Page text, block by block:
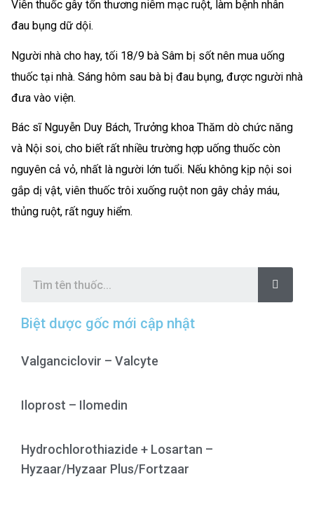
Viên thuốc gây tổn thương niêm mạc ruột, làm bệnh nhân
đau bụng dữ dội.
Người nhà cho hay, tối 18/9 bà Sâm bị sốt nên mua uống
thuốc tại nhà. Sáng hôm sau bà bị đau bụng, được người nhà
đưa vào viện.
Bác sĩ Nguyễn Duy Bách, Trưởng khoa Thăm dò chức năng
và Nội soi, cho biết rất nhiều trường hợp uống thuốc còn
nguyên cả vỏ, nhất là người lớn tuổi. Nếu không kịp nội soi
gắp dị vật, viên thuốc trôi xuống ruột non gây chảy máu,
thủng ruột, rất nguy hiểm.
r
Biệt dược gốc mới cập nhật
Valganciclovir – Valcyte
Iloprost – Ilomedin
Hydrochlorothiazide + Losartan –
Hyzaar/Hyzaar Plus/Fortzaar